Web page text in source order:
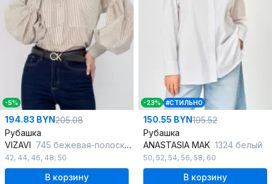
-5%
194.83 BYN205.08
Рубашка
VIZAVI 745 бежевая-полоска_полоска
42, 44, 46, 48, 50
В корзину
-23% #СТИЛЬНО
150.55 BYN195.52
Рубашка
ANASTASIA MAK 1324 белый
50, 52, 54, 56, 58, 60
В корзину